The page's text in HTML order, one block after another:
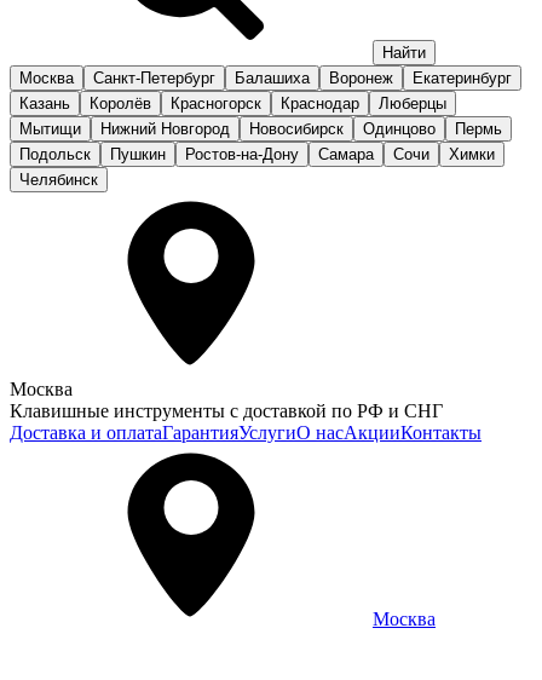
Москва Санкт-Петербург Балашиха Воронеж
Екатеринбург
Казань
Королёв Красногорск Краснодар
Люберцы
Мытищи
Нижний Новгород Новосибирск Одинцово
Пермь
Подольск
Пушкин Ростов-на-Дону Самара Сочи
Химки
Челябинск
Москва
Клавишные инструменты с доставкой по РФ и СНГ
Доставка и оплатаГарантияУслугиО насАкцииКонтакты
Москва